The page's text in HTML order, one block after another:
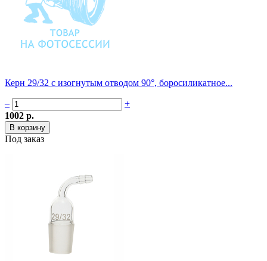
Керн 29/32 с изогнутым отводом 90°, боросиликатное...
–
+
1002 р.
Под заказ